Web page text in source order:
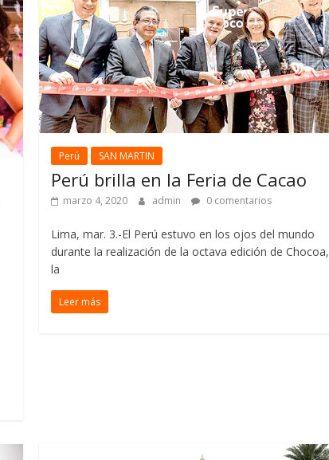
Perú SAN MARTIN
Perú brilla en la Feria de Cacao
marzo 4, 2020 admin 0 comentarios
Lima, mar. 3.-El Perú estuvo en los ojos del mundo
durante la realización de la octava edición de Chocoa,
la
Leer más